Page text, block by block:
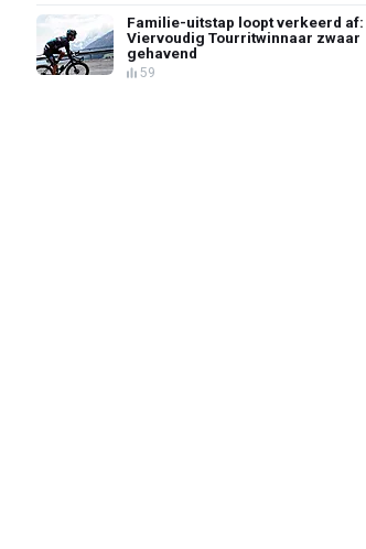
Familie-uitstap loopt verkeerd af:
Viervoudig Tourritwinnaar zwaar
gehavend
59